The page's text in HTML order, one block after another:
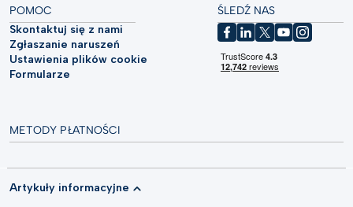
POMOC
Skontaktuj się z nami
Zgłaszanie naruszeń
Ustawienia plików cookie
Formularze
ŚLEDŹ NAS
METODY PŁATNOŚCI
Artykuły informacyjne